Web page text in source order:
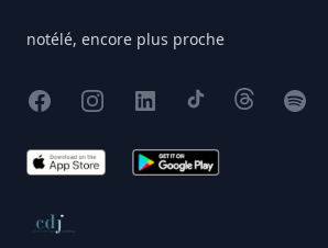
notélé, encore plus proche
FacebookInstagram
X TikTokThreadsSpotify
App Store Google Play
Conseil de déontologie journalistique